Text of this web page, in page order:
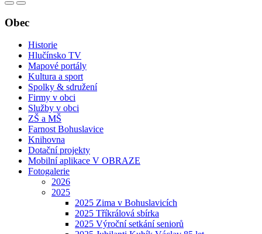
Obec
Historie
Hlučínsko TV
Mapové portály
Kultura a sport
Spolky & sdružení
Firmy v obci
Služby v obci
ZŠ a MŠ
Farnost Bohuslavice
Knihovna
Dotační projekty
Mobilní aplikace V OBRAZE
Fotogalerie
2026
2025
2025 Zima v Bohuslavicích
2025 Tříkrálová sbírka
2025 Výroční setkání seniorů